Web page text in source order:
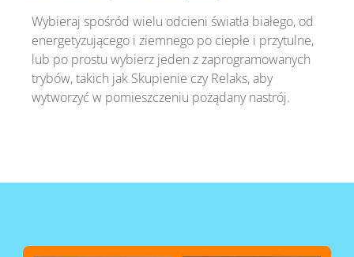
Wybieraj spośród wielu odcieni światła białego, od
energetyzującego i ziemnego po ciepłe i przytulne,
lub po prostu wybierz jeden z zaprogramowanych
trybów, takich jak Skupienie czy Relaks, aby
wytworzyć w pomieszczeniu pożądany nastrój.